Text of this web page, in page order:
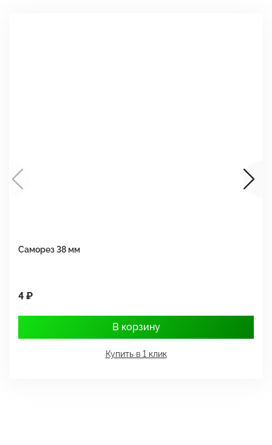
Саморез 38 мм
4 ₽
В корзину
Купить в 1 клик